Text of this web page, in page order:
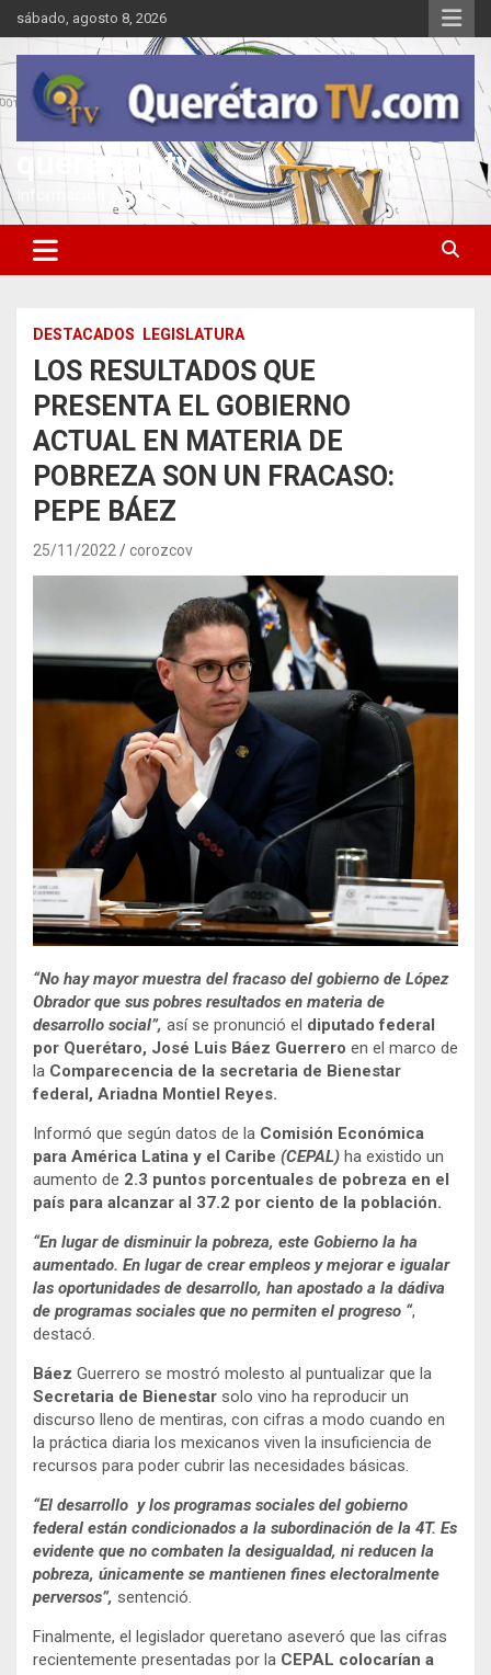
Saltar
al
contenido
sábado, agosto 8, 2026
queretarotv
Información y entretenimiento
DESTACADOS LEGISLATURA
LOS RESULTADOS QUE
PRESENTA EL GOBIERNO
ACTUAL EN MATERIA DE
POBREZA SON UN FRACASO:
PEPE BÁEZ
25/11/2022 corozcov
“No hay mayor muestra del fracaso del gobierno de López
Obrador que sus pobres resultados en materia de
desarrollo social”, así se pronunció el diputado federal
por Querétaro, José Luis Báez Guerrero en el marco de
la Comparecencia de la secretaria de Bienestar
federal, Ariadna Montiel Reyes.
Informó que según datos de la Comisión Económica
para América Latina y el Caribe (CEPAL) ha existido un
aumento de 2.3 puntos porcentuales de pobreza en el
país para alcanzar al 37.2 por ciento de la población.
“En lugar de disminuir la pobreza, este Gobierno la ha
aumentado. En lugar de crear empleos y mejorar e igualar
las oportunidades de desarrollo, han apostado a la dádiva
de programas sociales que no permiten el progreso “,
destacó.
Báez Guerrero se mostró molesto al puntualizar que la
Secretaria de Bienestar solo vino ha reproducir un
discurso lleno de mentiras, con cifras a modo cuando en
la práctica diaria los mexicanos viven la insuficiencia de
recursos para poder cubrir las necesidades básicas.
“El desarrollo y los programas sociales del gobierno
federal están condicionados a la subordinación de la 4T. Es
evidente que no combaten la desigualdad, ni reducen la
pobreza, únicamente se mantienen fines electoralmente
perversos”, sentenció.
Finalmente, el legislador queretano aseveró que las cifras
recientemente presentadas por la CEPAL colocarían a